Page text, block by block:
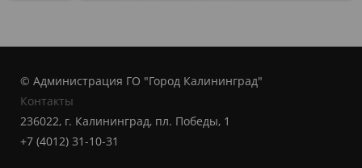
© Администрация ГО "Город Калининград"
Контакты
236022, г. Калининград, пл. Победы, 1
+7 (4012) 31-10-31